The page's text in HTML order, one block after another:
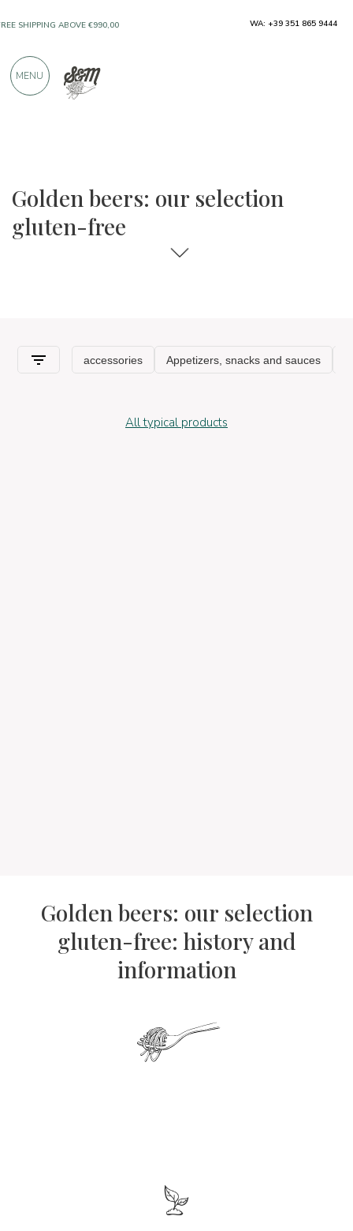
Golden beers: our selection
gluten-free
All typical products
Golden beers: our selection
gluten-free: history and
information
SHIPPING ABOVE €990,00
PRODUCTS FROM EXCELLENT
WA: +39 351 865 9444
MENU